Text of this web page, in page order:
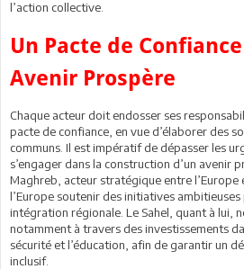
l’action collective.
Un Pacte de
Avenir Prospère
Chaque acteur doit endosser ses
pacte de confiance, en vue d’élaborer des
communs. Il est impératif de dépasser les
s’engager dans la construction d’un avenir
Maghreb, acteur stratégique entre
l’Europe soutenir des initiatives
intégration régionale. Le Sahel, quant à lui,
notamment à travers des investissements
sécurité et l’éducation, afin de garantir un
inclusif.